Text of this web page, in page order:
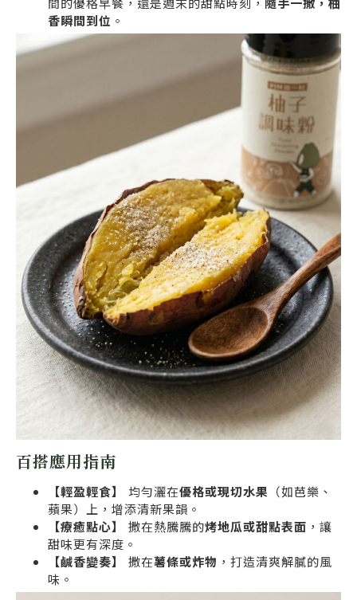
香瞬間到位 。
百搭應用指南
【輕盈輕食】 均勻灑在優格或現切水果 （如芭樂、
蘋果）上，增添清新果韻。
【療癒點心】 撒在熱騰騰的烤地瓜或甜點表面 ，讓
甜味更有深度。
【鹹香變奏】
撒在薯條或炸物 ，打造清爽解膩的風
味。